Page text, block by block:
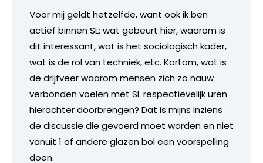
Voor mij geldt hetzelfde, want ook ik ben
actief binnen SL: wat gebeurt hier, waarom is
dit interessant, wat is het sociologisch kader,
wat is de rol van techniek, etc. Kortom, wat is
de drijfveer waarom mensen zich zo nauw
verbonden voelen met SL respectievelijk uren
hierachter doorbrengen? Dat is mijns inziens
de discussie die gevoerd moet worden en niet
vanuit 1 of andere glazen bol een voorspelling
doen.